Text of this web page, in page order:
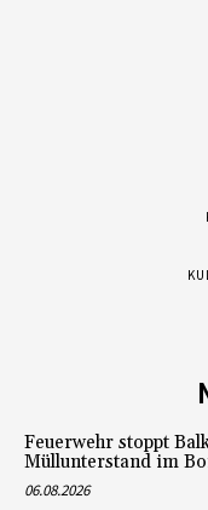
Feuerwehr stoppt
Müllunterstand im
06.08.2026